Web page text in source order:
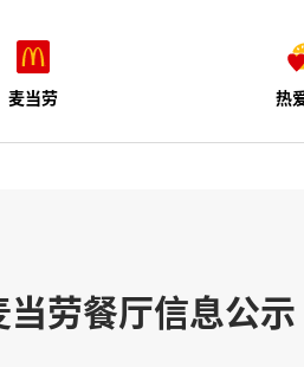
麦当劳 热
当劳餐厅信息公示